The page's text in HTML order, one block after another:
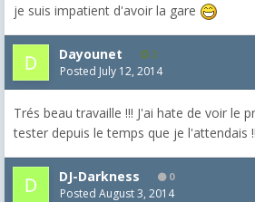
je suis impatient d'avoir la gare
Dayounet 2
Posted July 12, 2014
Trés beau travaille !!! J'ai hate de voir le
tester depuis le temps que je l'attendais !!
DJ-Darkness 0
Posted August 3, 2014